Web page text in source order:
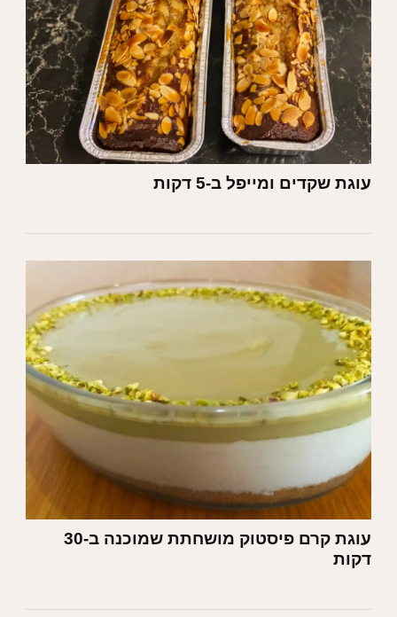
עוגת שקדים ומייפל ב-5 דקות
עוגת קרם פיסטוק מושחתת שמוכנה ב-30
דקות